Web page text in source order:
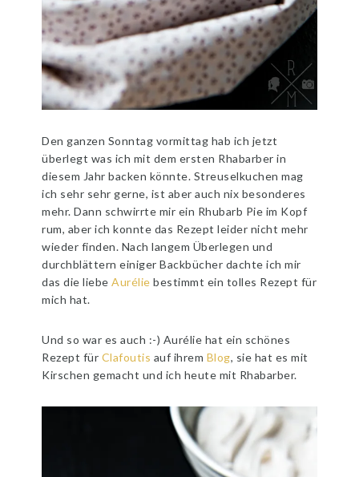
Den ganzen Sonntag vormittag hab ich jetzt
überlegt was ich mit dem ersten Rhabarber in
diesem Jahr backen könnte. Streuselkuchen mag
ich sehr sehr gerne, ist aber auch nix besonderes
mehr. Dann schwirrte mir ein Rhubarb Pie im Kopf
rum, aber ich konnte das Rezept leider nicht mehr
wieder finden. Nach langem Überlegen und
durchblättern einiger Backbücher dachte ich mir
das die liebeAurélie bestimmt ein tolles Rezept für
mich hat.
Und so war es auch :-) Aurélie hat ein schönes
Rezept für Clafoutis auf ihrem Blog, sie hat es mit
Kirschen gemacht und ich heute mit Rhabarber.